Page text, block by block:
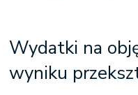
Wydatki na
wyniku